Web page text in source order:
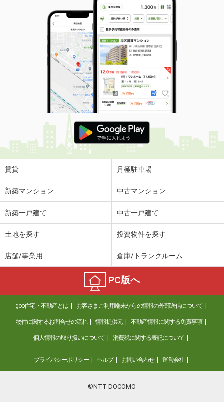
賃貸 月極駐車場
新築マンション 中古マンション
新築一戸建て 中古一戸建て
土地を探す 投資物件を探す
店舗/事業用 倉庫/トランクルーム
PC版へ
goo住宅・不動産とは お客さまご利用端末からの情報の外部送信について
物件に関するお問合せの流れ 情報提供元 不動産情報に関する免責事項
個人情報の取り扱いについて 消費税に関する表記について
プライバシーポリシー ヘルプ お問い合わせ 運営会社
©NTT DOCOMO